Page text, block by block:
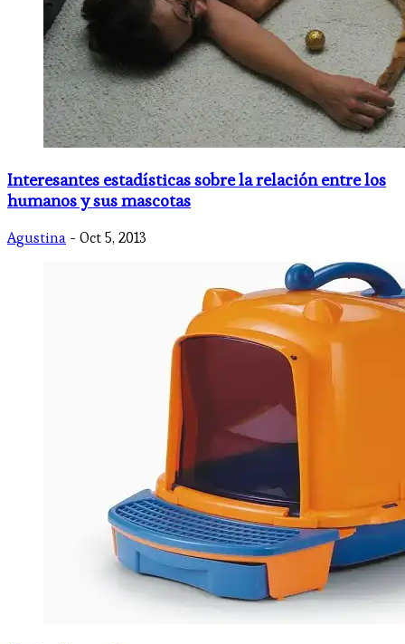
Interesantes estadísticas sobre la relación entre los
humanos y sus mascotas
Agustina - Oct 5, 2013